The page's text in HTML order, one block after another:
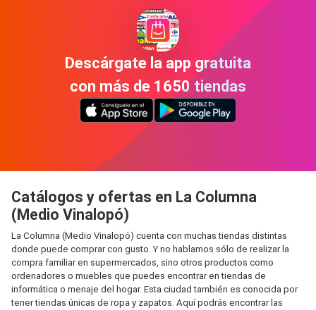
Descárgate la app gratuita
con más de 1650 tiendas
Catálogos y ofertas en La Columna
(Medio Vinalopó)
La Columna (Medio Vinalopó) cuenta con muchas tiendas distintas
donde puede comprar con gusto. Y no hablamos sólo de realizar la
compra familiar en supermercados, sino otros productos como
ordenadores o muebles que puedes encontrar en tiendas de
informática o menaje del hogar. Esta ciudad también es conocida por
tener tiendas únicas de ropa y zapatos. Aquí podrás encontrar las